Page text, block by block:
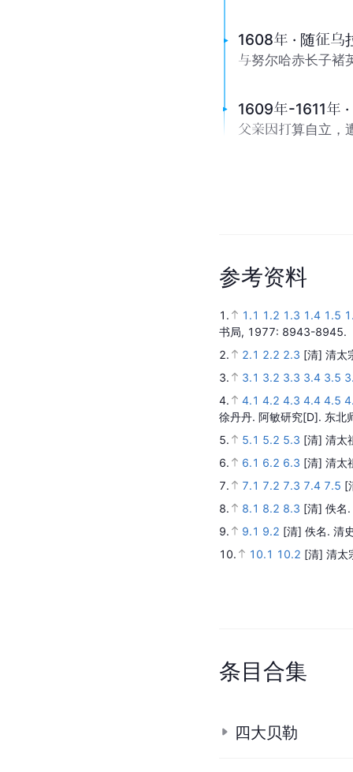
1608年 · 随征乌
与努尔哈赤长子褚
1609年-1611年
父亲因打算自立，
参考资料
1. 1.1 1.2 1.3 1.4 1.5
书局, 1977: 8943-8945.
2.
2.1 2.2 2.3 [清] 清太
3.
3.1 3.2 3.3 3.4 3.5
4.
4.1 4.2 4.3 4.4 4.5
徐丹丹. 阿敏研究[D]. 东北
5.
5.1 5.2 5.3 [清] 清太
6.
6.1 6.2 6.3 [清] 清太
7.
7.1 7.2 7.3 7.4 7.5 [
8.
8.1 8.2 8.3 [清] 佚名.
9.
9.1 9.2 [清] 佚名. 清
10.
10.1 10.2 [清] 清太
条 目 合集
四大贝勒